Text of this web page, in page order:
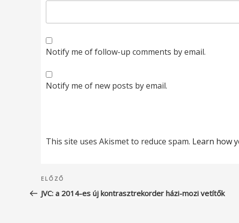
Notify me of follow-up comments by email.
Notify me of new posts by email.
This site uses Akismet to reduce spam. Learn how
Bejegyzés
navigáció
Korábbi
bejegyzés
ELŐZŐ
JVC: a 2014-es új kontrasztrekorder házi-mozi vetítők